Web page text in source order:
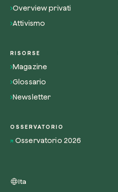
Overview privati
Attivismo
RISORSE
Magazine
Glossario
Newsletter
OSSERVATORIO
Osservatorio 2026
Ita